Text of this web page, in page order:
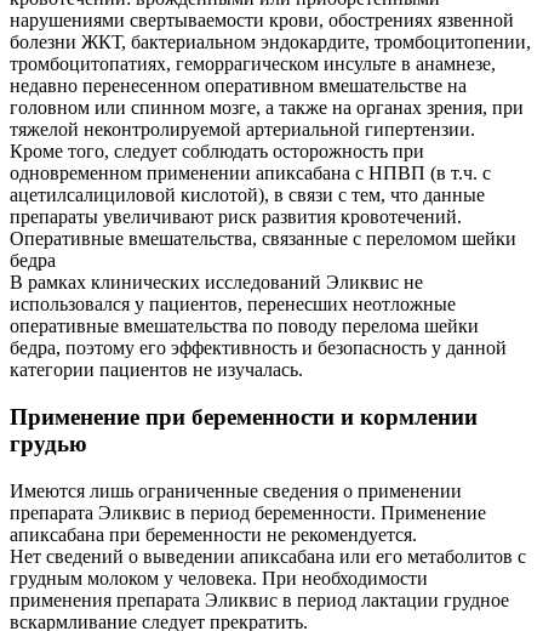
нарушениями свертываемости крови, обострениях язвенной
болезни ЖКТ, бактериальном эндокардите, тромбоцитопении,
тромбоцитопатиях, геморрагическом инсульте в анамнезе,
недавно перенесенном оперативном вмешательстве на
головном или спинном мозге, а также на органах зрения, при
тяжелой неконтролируемой артериальной гипертензии.
Кроме того, следует соблюдать осторожность при
одновременном применении апиксабана с НПВП (в т.ч. с
ацетилсалициловой кислотой), в связи с тем, что данные
препараты увеличивают риск развития кровотечений.
Оперативные вмешательства, связанные с переломом шейки
бедра
В рамках клинических исследований Эликвис не
использовался у пациентов, перенесших неотложные
оперативные вмешательства по поводу перелома шейки
бедра, поэтому его эффективность и безопасность у данной
категории пациентов не изучалась.
Применение при беременности и кормлении
грудью
Имеются лишь ограниченные сведения о применении
препарата Эликвис в период беременности. Применение
апиксабана при беременности не рекомендуется.
Нет сведений о выведении апиксабана или его метаболитов с
грудным молоком у человека. При необходимости
применения препарата Эликвис в период лактации грудное
вскармливание следует прекратить.